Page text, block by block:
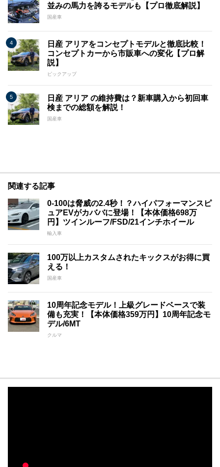
並みの馬力を誇るモデルも【プロ徹底解説】
国産車
日産 アリアをコンセプトモデルと徹底比較！
コンセプトカーから市販車への変化【プロ解
説】
ピックアップ
日産 アリア の維持費は？新車購入から初回車
検までの総額を解説！
国産車
関連する記事
0-100は脅威の2.4秒！？ハイパフォーマンスピ
ュアEVがカババに登場！【本体価格698万
円】ツインルーフ/FSD/21インチホイール
輸入車
100万以上カスタムされたキックスがお得に買
える！
国産車
10周年記念モデル！上級グレードベースで装
備も充実！【本体価格359万円】10周年記念モ
デル/6MT
クルマ